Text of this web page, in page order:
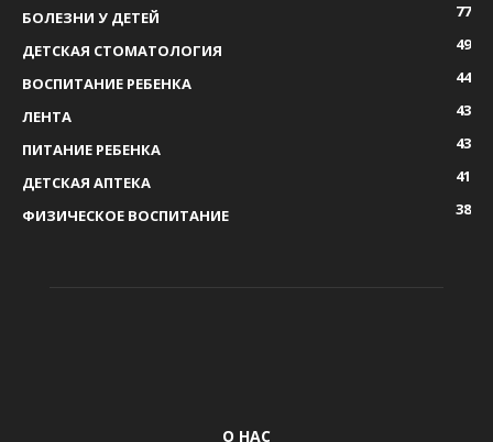
БОЛЕЗНИ У ДЕТЕЙ
77
ДЕТСКАЯ СТОМАТОЛОГИЯ
49
ВОСПИТАНИЕ РЕБЕНКА
44
ЛЕНТА
43
ПИТАНИЕ РЕБЕНКА
43
ДЕТСКАЯ АПТЕКА
41
ФИЗИЧЕСКОЕ ВОСПИТАНИЕ
38
О НАС